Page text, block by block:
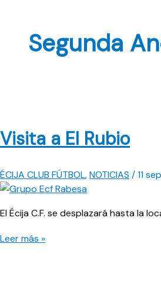
Segunda
Visita a El Rubio
ÉCIJA CLUB FÚTBOL,NOTICIAS /11
El Écija C.F. se desplazará hasta la
Visita
Leer más »